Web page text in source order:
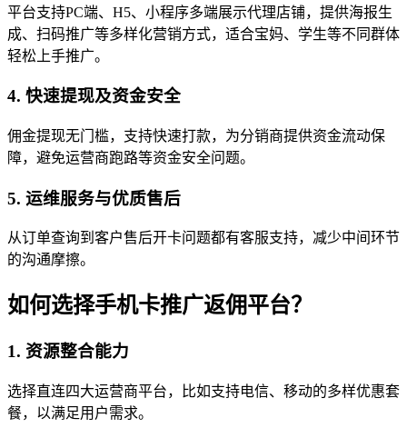
平台支持PC端、H5、小程序多端展示代理店铺，提供海报生
成、扫码推广等多样化营销方式，适合宝妈、学生等不同群体
轻松上手推广。
4. 快速提现及资金安全
佣金提现无门槛，支持快速打款，为分销商提供资金流动保
障，避免运营商跑路等资金安全问题。
5. 运维服务与优质售后
从订单查询到客户售后开卡问题都有客服支持，减少中间环节
的沟通摩擦。
如何选择手机卡推广返佣平台？
1. 资源整合能力
选择直连四大运营商平台，比如支持电信、移动的多样优惠套
餐，以满足用户需求。